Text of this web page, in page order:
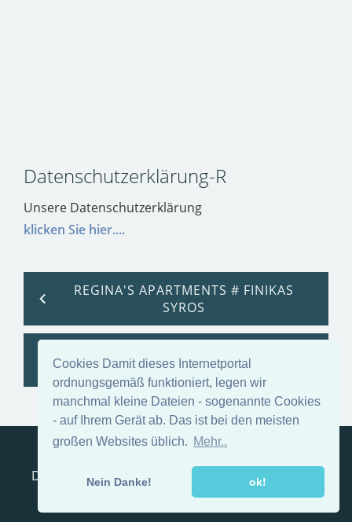
Cookies Damit dieses Internetportal
ordnungsgemäß funktioniert, legen wir
manchmal kleine Dateien - sogenannte Cookies
- auf Ihrem Gerät ab. Das ist bei den meisten
großen Websites üblich. Mehr..
Nein Danke! ok!
Datenschutzerklärung-R
Unsere Datenschutzerklärung
klicken Sie hier....
REGINA'S APARTMENTS # FINIKAS
SYROS
HOTEL STADT
Datenschutzerklärung
Pilion, Ferienhaus Pilion
Vorteile, wenn Sie nach Thessaloniki fliegen